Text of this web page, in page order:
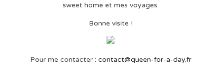
sweet home et mes voyages.
Bonne visite !
Pour me contacter : contact@queen-for-a-day.fr